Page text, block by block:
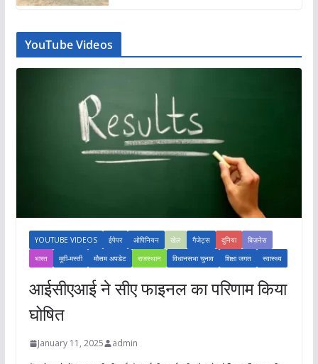
YouTube Videos
YOUTUBE VIDEOS ईपेपर ओपिनियन खेल गैजेट्स दुनिया
बिज़नेस
भारत
मूवी-मस्ती मौसम अपडेट राजस्थान विधानसभा चुनाव शिक्षा जगत स्वास्थ्य
आईसीएआई ने सीए फाइनल का परिणाम किया
घोषित
January 11, 2025 admin